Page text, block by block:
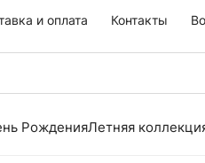
и оплата Контакты
РожденияЛетняя